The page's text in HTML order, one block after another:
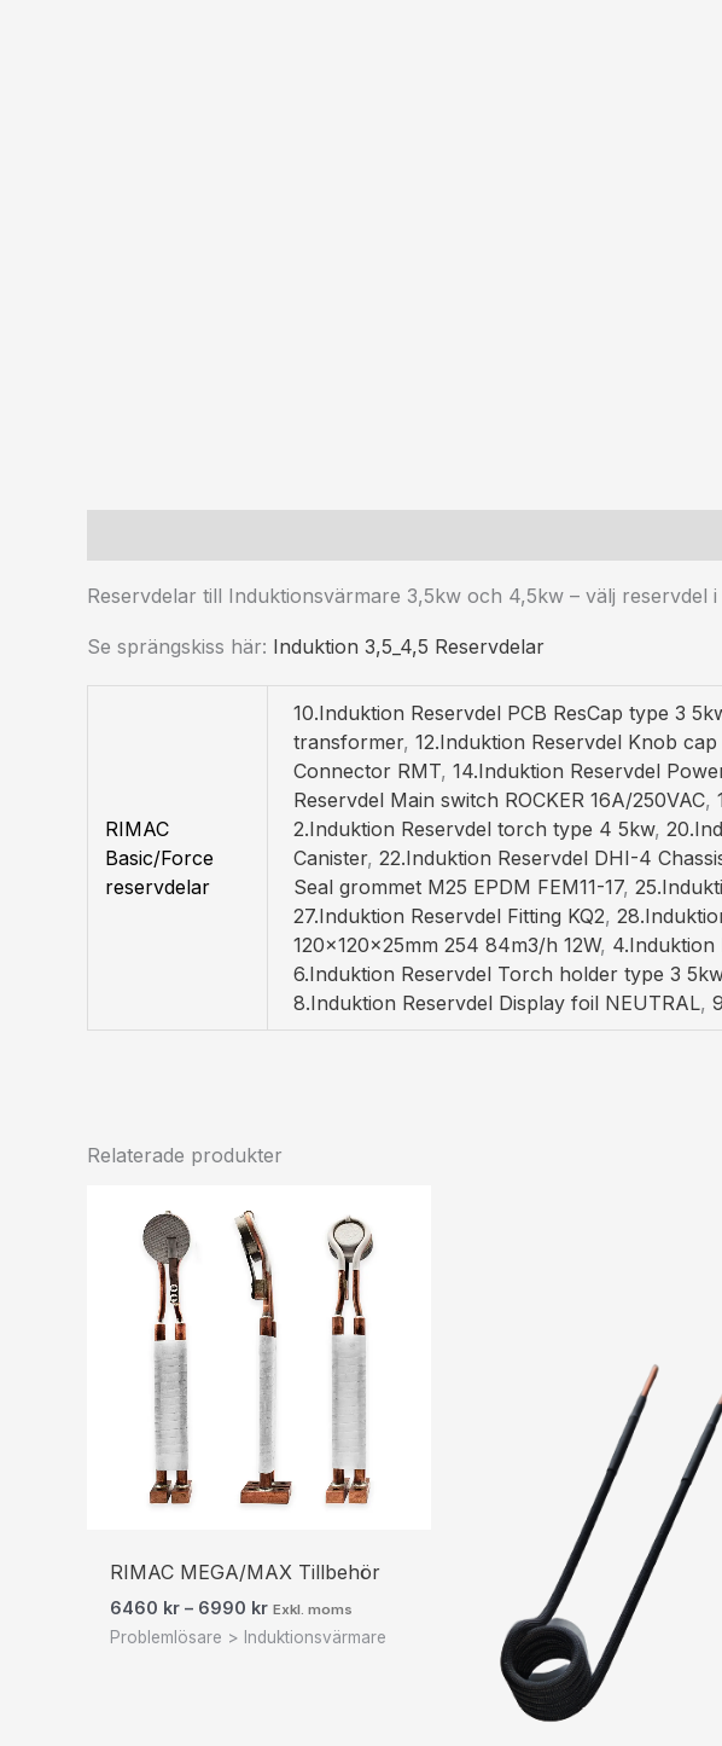
Reservdelar till Induktionsvärmare 3,5kw och 4,5kw – välj reservdel i
Se sprängskiss här: Induktion 3,5_4,5 Reservdelar
RIMAC
Basic/Force
reservdelar
10.Induktion Reservdel PCB ResCap type 3
transformer,12.Induktion Reservdel Knob
Connector RMT,14.Induktion Reservdel
Reservdel Main switch ROCKER 16A/250VAC,
2.Induktion Reservdel torch type 4 5kw,
Canister,22.Induktion Reservdel DHI-4
Seal grommet M25 EPDM FEM11-17,
27.Induktion Reservdel Fitting KQ2,
120x120x25mm 254 84m3/h 12W, 4.Induktion
6.Induktion Reservdel Torch holder type 3
8.Induktion Reservdel Display foil NEUTRAL,
Relaterade produkter
RIMAC MEGA/MAX Tillbehör
6460 kr – 6990 kr
6460 kr8075 kr
6990 kr8738 kr
Exkl. moms
Problemlösare > Induktionsvärmare